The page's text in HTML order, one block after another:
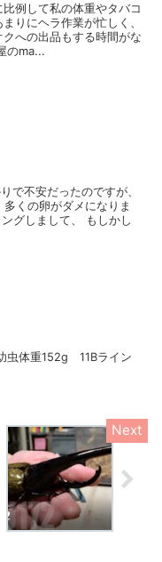
例して私の体重やタバコ
りにヘラ作業が忙しく、
への出品もする時間がな
のma...
で不安だったのですが、
くの卵がダメになりま
グしまして、 もしかし
虫体重152g 11Bライン